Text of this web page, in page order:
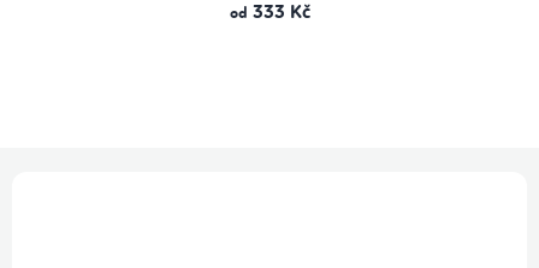
od 333 Kč